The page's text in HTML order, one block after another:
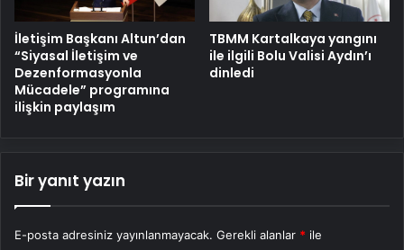
İletişim Başkanı Altun’dan
“Siyasal İletişim ve
Dezenformasyonla
Mücadele” programına
ilişkin paylaşım
TBMM Kartalkaya yangını
ile ilgili Bolu Valisi Aydın’ı
dinledi
Bir yanıt yazın
E-posta adresiniz yayınlanmayacak. Gerekli alanlar * ile